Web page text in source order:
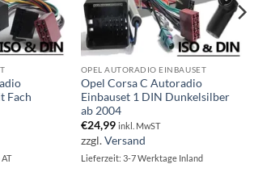
Fach
OPEL AUTORADIO EINBAUSET
Opel Corsa C Autoradio
Einbauset 1 DIN Dunkelsilber
ab 2004
€24,99 inkl. MwST
zzgl.Versand
Lieferzeit: 3-7 Werktage Inland